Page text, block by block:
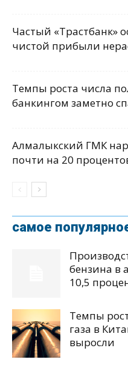
Частый «Трастбанк»
чистой прибыли
Темпы роста числа
банкингом заметно
Алмалыкский ГМК
почти на 20
самое
бензина в
10,5
Темпы
газа в
выросли